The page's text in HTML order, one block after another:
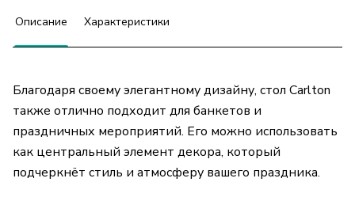
Описание Характеристики
Благодаря своему элегантному дизайну, стол Carlton
также отлично подходит для банкетов и
праздничных мероприятий. Его можно использовать
как центральный элемент декора, который
подчеркнёт стиль и атмосферу вашего праздника.